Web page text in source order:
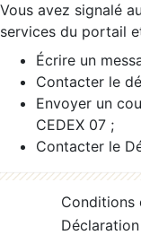
Vous avez signalé
services du portail
Écrire un
Contacter le
Envoyer un
CEDEX 07 ;
Contacter le
Conditions